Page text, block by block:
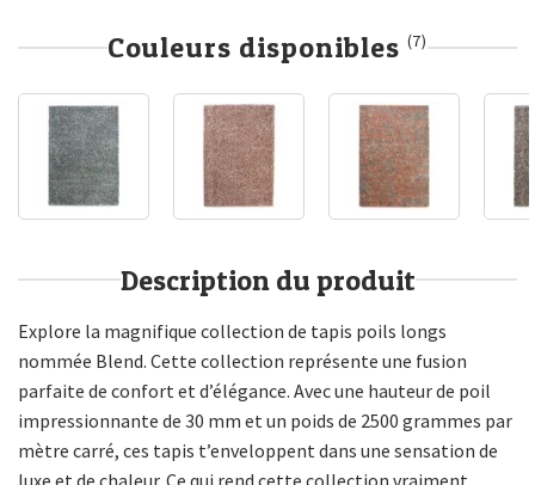
Couleurs disponibles (7)
Description du produit
Explore la magnifique collection de tapis poils longs
nommée Blend. Cette collection représente une fusion
parfaite de confort et d’élégance. Avec une hauteur de poil
impressionnante de 30 mm et un poids de 2500 grammes par
mètre carré, ces tapis t’enveloppent dans une sensation de
luxe et de chaleur. Ce qui rend cette collection vraiment